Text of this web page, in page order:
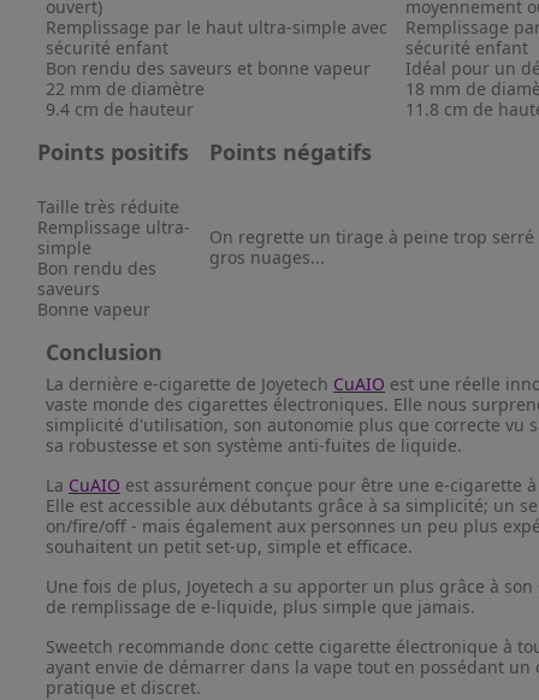
ouvert)
Remplissage par le haut ultra-simple avec
sécurité enfant
Bon rendu des saveurs et bonne vapeur
22 mm de diamètre
9.4 cm de hauteur
moyennement
Remplissage
sécurité enfant
Idéal pour un
18 mm de
11.8 cm de
Points positifs Points négatifs
Taille très réduite
Remplissage ultra-
simple
Bon rendu des
saveurs
Bonne vapeur
On regrette un tirage à peine trop
gros nuages...
Conclusion
La dernière e-cigarette de Joyetech CuAIO est une réelle
vaste monde des cigarettes électroniques. Elle nous
simplicité d'utilisation, son autonomie plus que correcte vu
sa robustesse et son système anti-fuites de liquide.
La CuAIO est assurément conçue pour être une e-cigarette
Elle est accessible aux débutants grâce à sa simplicité; un
on/fire/off - mais également aux personnes un peu plus
souhaitent un petit set-up, simple et efficace.
Une fois de plus, Joyetech a su apporter un plus grâce à
de remplissage de e-liquide, plus simple que jamais.
Sweetch recommande donc cette cigarette électronique à
ayant envie de démarrer dans la vape tout en possédant
pratique et discret.